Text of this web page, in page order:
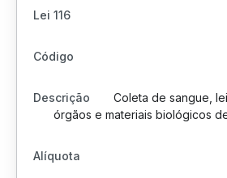
Coleta de sangue,
órgãos e materiais biológicos